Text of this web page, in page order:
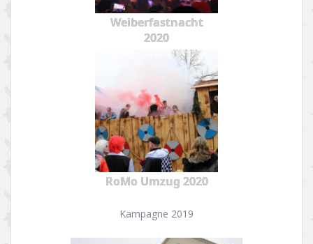
Weiberfastnacht
2020
RoMo Umzug 2020
Kampagne 2019